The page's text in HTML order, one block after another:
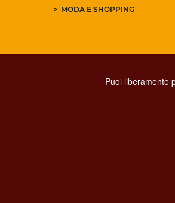
MODA E SHOPPING
Puoi liberamente